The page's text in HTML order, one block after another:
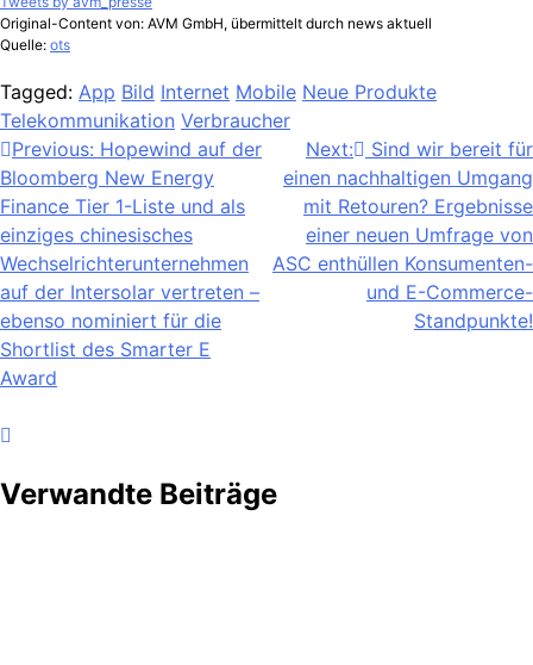
Original-Content von: AVM GmbH, übermittelt durch news aktuell
Quelle: ots
Tagged: App Bild Internet Mobile Neue Produkte
Telekommunikation Verbraucher
Beitragsnavigation
Previous: Hopewind auf der
Bloomberg New Energy
Finance Tier 1-Liste und als
einziges chinesisches
Wechselrichterunternehmen
auf der Intersolar vertreten –
ebenso nominiert für die
Shortlist des Smarter E
Award
Next:
Sind wir bereit für
einen nachhaltigen Umgang
mit Retouren? Ergebnisse
einer neuen Umfrage von
ASC enthüllen Konsumenten-
und E-Commerce-
Standpunkte!
Verwandte Beiträge